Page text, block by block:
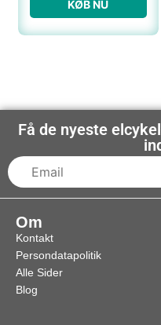
KØB NU
Få de nyeste
Om
Kontakt
Persondatapolitik
Alle Sider
Blog